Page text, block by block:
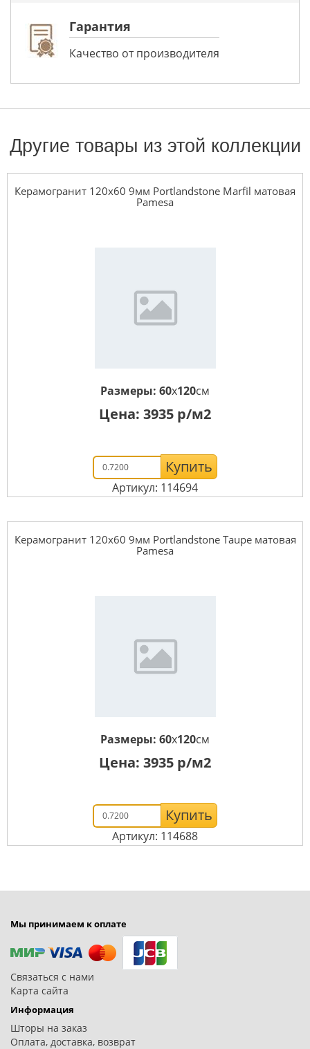
Гарантия
Качество от производителя
Другие товары из этой коллекции
Керамогранит 120x60 9мм Portlandstone Marfil матовая
Pamesa
Размеры: 60x120см
Цена: 3935 р/м2
Купить
Артикул: 114694
Керамогранит 120x60 9мм Portlandstone Taupe матовая
Pamesa
Размеры: 60x120см
Цена: 3935 р/м2
Купить
Артикул: 114688
Мы принимаем к оплате
Связаться с нами
Карта сайта
Информация
Шторы на заказ
Оплата, доставка, возврат